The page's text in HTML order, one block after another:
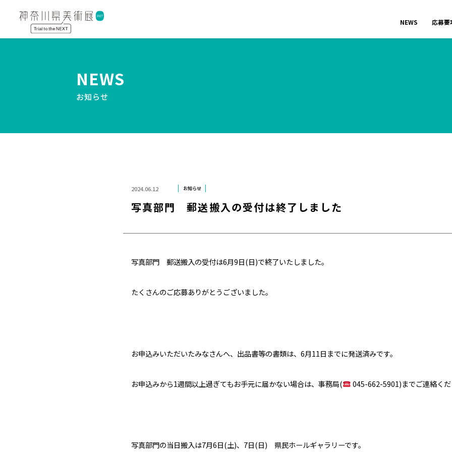
NEWS 応募要
NEWS
お知らせ
2024.06.12 お知らせ
写真部門 郵送搬入の受付は終了しました
写真部門 郵送搬入の受付は6月9日(日)で終了いたしました。
たくさんのご応募ありがとうございました。
お申込みいただいたみなさんへ、出品書等の書類は、6月11日までに発送済みです。
お申込みから1週間以上過ぎてもお手元に届かない場合は、事務局( 045-662-5901)までご連絡く
写真部門の当日搬入は7月6日(土)、7日(日) 県民ホールギャラリーです。